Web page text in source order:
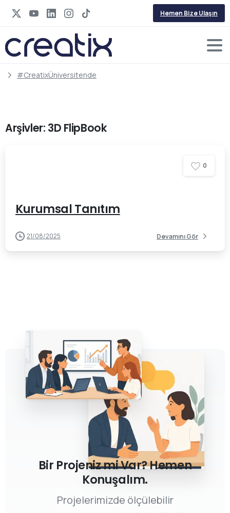
Hemen Bize Ulaşın
#CreatixÜniversitende
Arşivler: 3D FlipBook
0
Kurumsal Tanıtım
21/08/2025 Devamını Gör
Bir Projeniz mi Var? Hemen
Konuşalım.
Projelerimizde ölçülebilir